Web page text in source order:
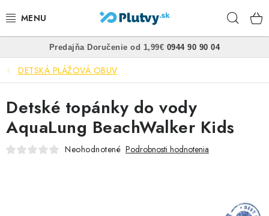
na
PLÁVANIE
ŠNORCHLOVANIE
FREEDIVING
SPEARFISHING
Predajňa• Doručenie od 1,99€• 0944 90 90 04
DETSKÁ PLÁŽOVÁ OBUV
Detské topánky do vody
AquaLung BeachWalker Kids
Neohodnotené Podrobnosti hodnotenia